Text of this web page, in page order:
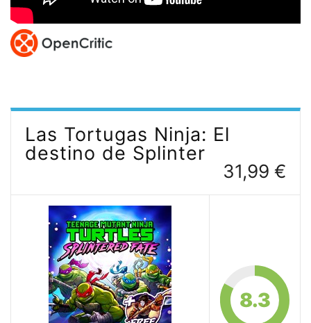
Las Tortugas Ninja: El
destino de Splinter
31,99 €
8.3